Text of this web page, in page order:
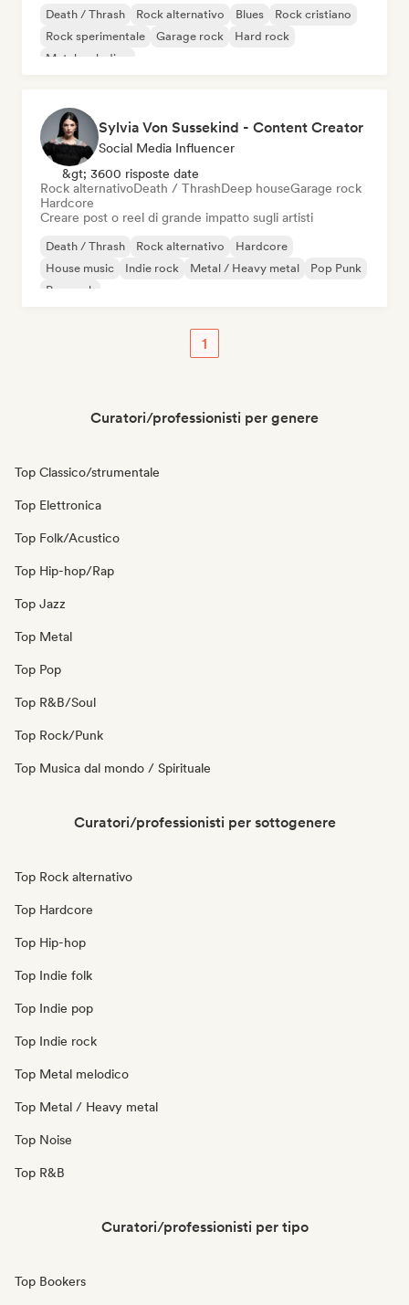
Death / Thrash Rock alternativo Blues
Rock cristiano
Rock sperimentale
Garage rock
Hard rock
Metal melodico
Sylvia Von Sussekind - Content Creator
Social Media Influencer
&gt; 3600 risposte date
Rock alternativoDeath / ThrashDeep houseGarage rock
Hardcore
Creare post o reel di grande impatto sugli artisti
Death / Thrash Rock alternativo
Hardcore
House music
Indie rock Metal / Heavy metal
Pop Punk
Pop rock
1
Curatori/professionisti per genere
Top Classico/strumentale
Top Elettronica
Top Folk/Acustico
Top Hip-hop/Rap
Top Jazz
Top Metal
Top Pop
Top R&B/Soul
Top Rock/Punk
Top Musica dal mondo / Spirituale
Curatori/professionisti per sottogenere
Top Rock alternativo
Top Hardcore
Top Hip-hop
Top Indie folk
Top Indie pop
Top Indie rock
Top Metal melodico
Top Metal / Heavy metal
Top Noise
Top R&B
Curatori/professionisti per tipo
Top Bookers